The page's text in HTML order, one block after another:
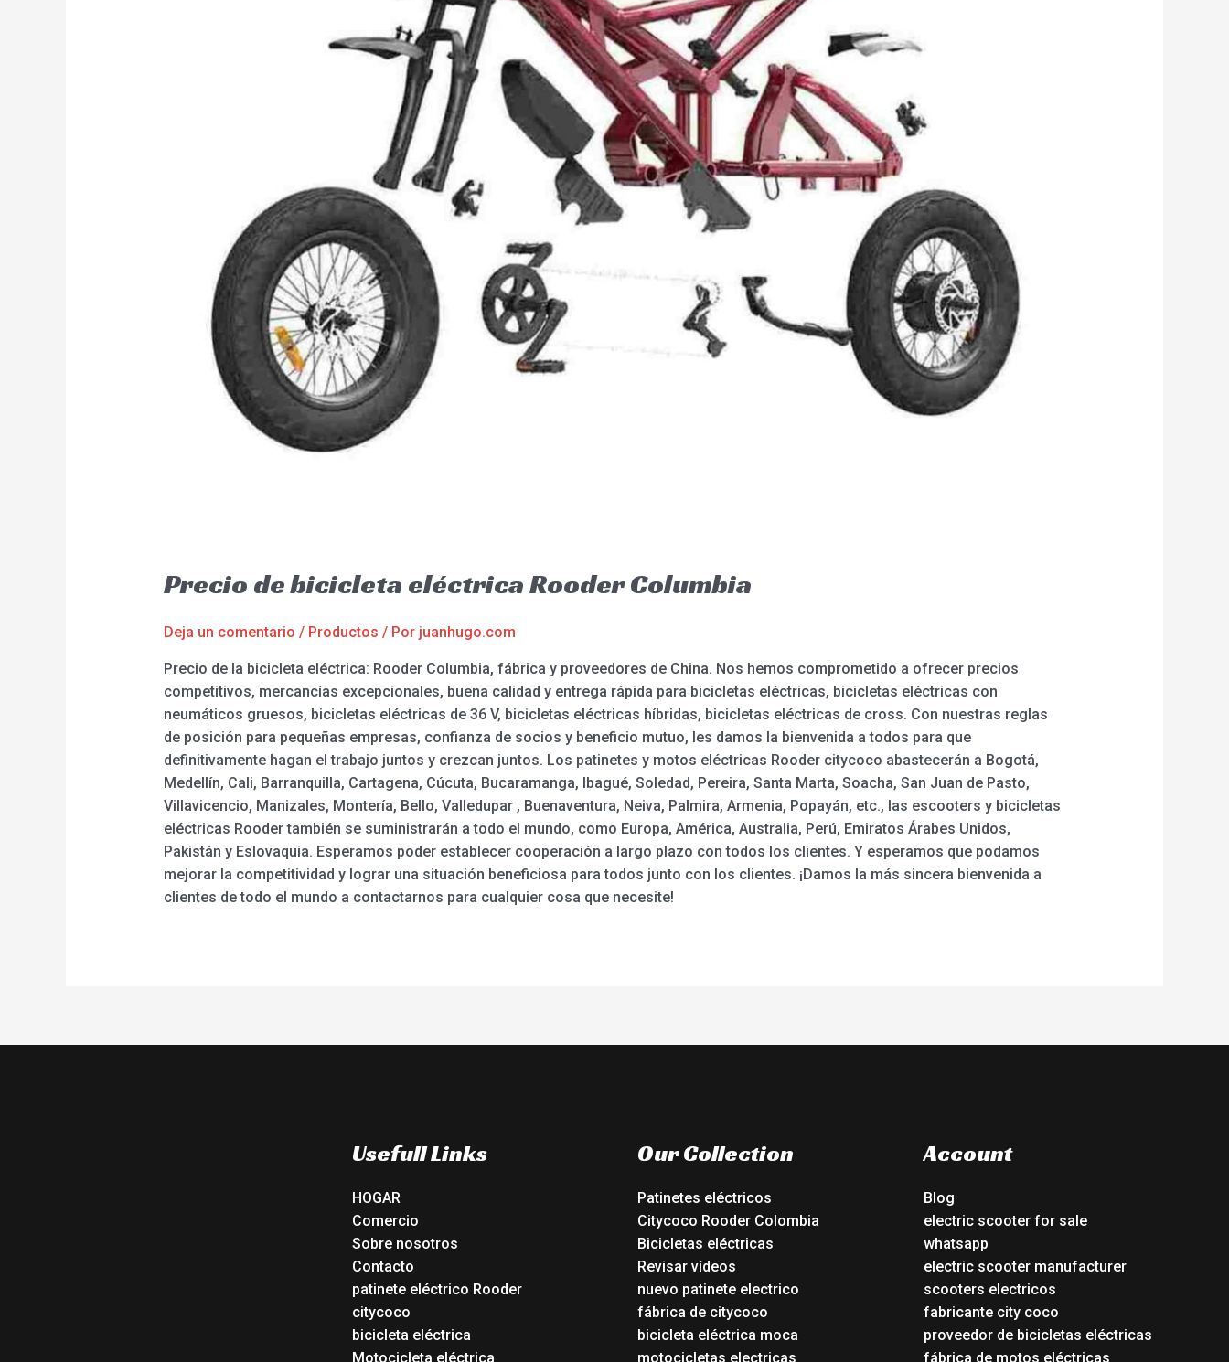
Precio de bicicleta eléctrica Rooder Columbia
Deja un comentario / Productos / Por juanhugo.com
Precio de la bicicleta eléctrica: Rooder Columbia, fábrica y proveedores de China. Nos hemos comprometido a ofrecer precios
competitivos, mercancías excepcionales, buena calidad y entrega rápida para bicicletas eléctricas, bicicletas eléctricas con
neumáticos gruesos, bicicletas eléctricas de 36 V, bicicletas eléctricas híbridas, bicicletas eléctricas de cross. Con nuestras reglas
de posición para pequeñas empresas, confianza de socios y beneficio mutuo, les damos la bienvenida a todos para que
definitivamente hagan el trabajo juntos y crezcan juntos. Los patinetes y motos eléctricas Rooder citycoco abastecerán a Bogotá,
Medellín, Cali, Barranquilla, Cartagena, Cúcuta, Bucaramanga, Ibagué, Soledad, Pereira, Santa Marta, Soacha, San Juan de Pasto,
Villavicencio, Manizales, Montería, Bello, Valledupar , Buenaventura, Neiva, Palmira, Armenia, Popayán, etc., las escooters y bicicletas
eléctricas Rooder también se suministrarán a todo el mundo, como Europa, América, Australia, Perú, Emiratos Árabes Unidos,
Pakistán y Eslovaquia. Esperamos poder establecer cooperación a largo plazo con todos los clientes. Y esperamos que podamos
mejorar la competitividad y lograr una situación beneficiosa para todos junto con los clientes. ¡Damos la más sincera bienvenida a
clientes de todo el mundo a contactarnos para cualquier cosa que necesite!
Usefull Links
HOGAR
Comercio
Sobre nosotros
Contacto
patinete eléctrico Rooder
citycoco
bicicleta eléctrica
Motocicleta eléctrica
Our Collection
Patinetes eléctricos
Citycoco Rooder Colombia
Bicicletas eléctricas
Revisar vídeos
nuevo patinete electrico
fábrica de citycoco
bicicleta eléctrica moca
motocicletas electricas
Account
Blog
electric scooter for sale
whatsapp
electric scooter manufacturer
scooters electricos
fabricante city coco
proveedor de bicicletas eléctricas
fábrica de motos eléctricas